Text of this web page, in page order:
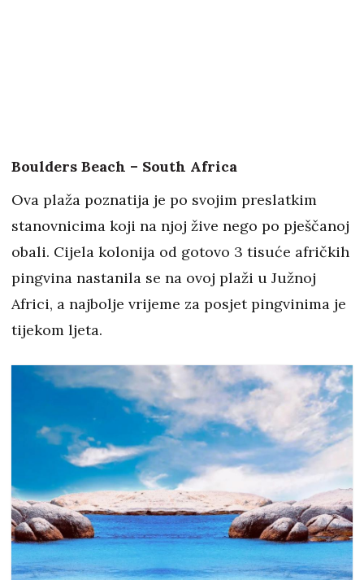
Boulders Beach – South Africa
Ova plaža poznatija je po svojim preslatkim
stanovnicima koji na njoj žive nego po pješčanoj
obali. Cijela kolonija od gotovo 3 tisuće afričkih
pingvina nastanila se na ovoj plaži u Južnoj
Africi, a najbolje vrijeme za posjet pingvinima je
tijekom ljeta.